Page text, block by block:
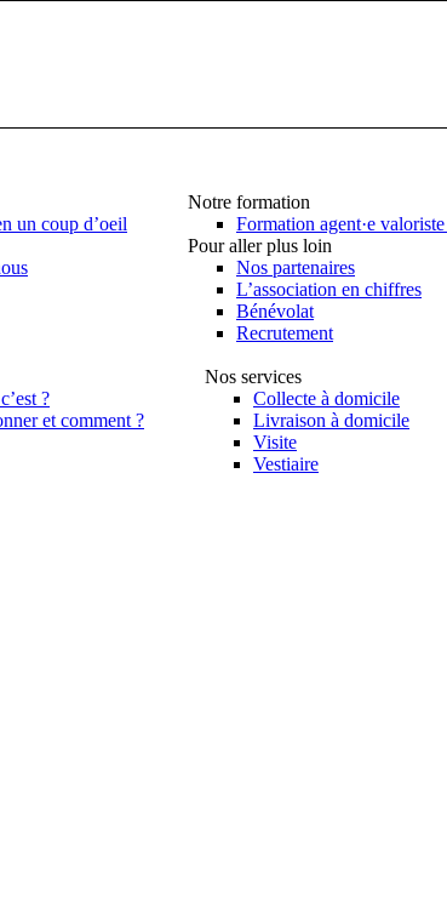
un coup d’oeil
Notre formation
Formation agent·e
Pour aller plus loin
Nos partenaires
L’association en chiffres
Bénévolat
Recrutement
?
et comment ?
Nos services
Collecte à domicile
Livraison à domicile
Visite
Vestiaire